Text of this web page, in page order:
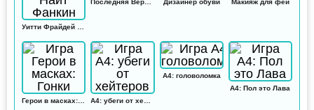
А4: головоломка
А4: Пол это Лава